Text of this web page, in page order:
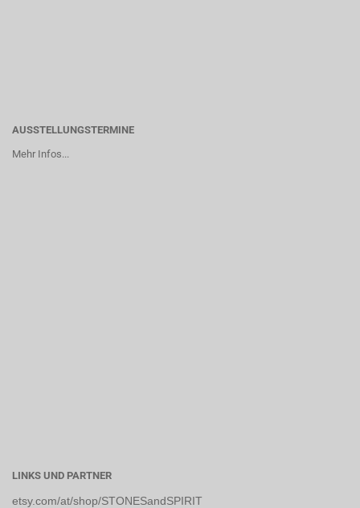
AUSSTELLUNGSTERMINE
Mehr Infos...
LINKS UND PARTNER
etsy.com/at/shop/STONESandSPIRIT